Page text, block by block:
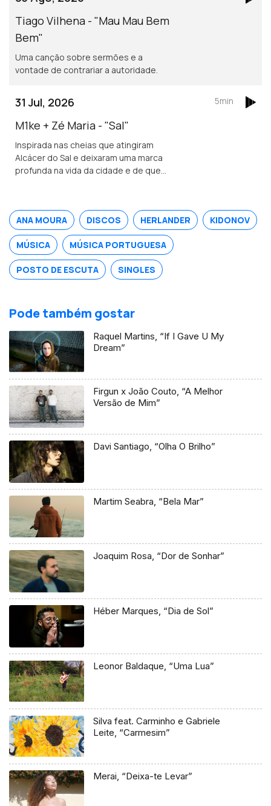
Tiago Vilhena - "Mau Mau Bem
Bem"
Uma canção sobre sermões e a
vontade de contrariar a autoridade.
31 Jul, 2026
M1ke + Zé Maria - "Sal"
Inspirada nas cheias que atingiram
Alcácer do Sal e deixaram uma marca
profunda na vida da cidade e de quem
5min
ANA MOURA DISCOS HERLANDER KIDONOV
MÚSICA MÚSICA PORTUGUESA
POSTO DE ESCUTA SINGLES
Pode também gostar
Raquel Martins, “If I Gave U My
Dream”
Firgun x João Couto, “A Melhor
Versão de Mim”
Davi Santiago, “Olha O Brilho”
Martim Seabra, “Bela Mar”
Joaquim Rosa, “Dor de Sonhar”
Héber Marques, “Dia de Sol”
Leonor Baldaque, “Uma Lua”
Silva feat. Carminho e Gabriele
Leite, “Carmesim”
Merai, “Deixa-te Levar”